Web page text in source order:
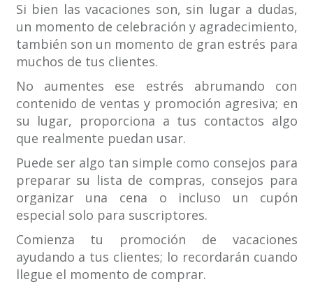
Si bien las vacaciones son, sin lugar a dudas,
un momento de celebración y agradecimiento,
también son un momento de gran estrés para
muchos de tus clientes.
No aumentes ese estrés abrumando con
contenido de ventas y promoción agresiva; en
su lugar, proporciona a tus contactos algo
que realmente puedan usar.
Puede ser algo tan simple como consejos para
preparar su lista de compras, consejos para
organizar una cena o incluso un cupón
especial solo para suscriptores.
Comienza tu promoción de vacaciones
ayudando a tus clientes; lo recordarán cuando
llegue el momento de comprar.